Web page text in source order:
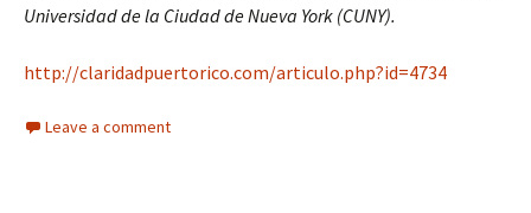
Universidad de la Ciudad de Nueva York (CUNY).
http://claridadpuertorico.com/articulo.php?id=4734
Leave a comment